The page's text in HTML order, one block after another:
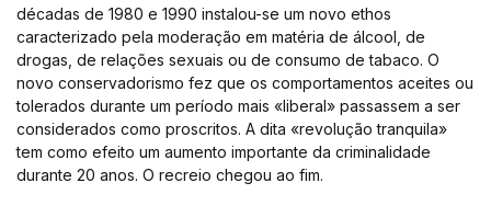
décadas de 1980 e 1990 instalou-se um novo ethos
caracterizado pela moderação em matéria de álcool, de
drogas, de relações sexuais ou de consumo de tabaco. O
novo conservadorismo fez que os comportamentos aceites ou
tolerados durante um período mais «liberal» passassem a ser
considerados como proscritos. A dita «revolução tranquila»
tem como efeito um aumento importante da criminalidade
durante 20 anos. O recreio chegou ao fim.